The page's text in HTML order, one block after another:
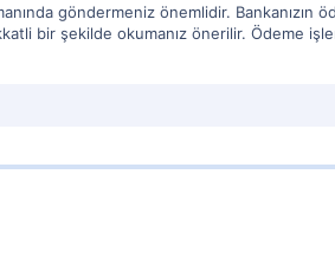
göndermeniz önemlidir. Bankanızın
bir şekilde okumanız önerilir. Ödeme